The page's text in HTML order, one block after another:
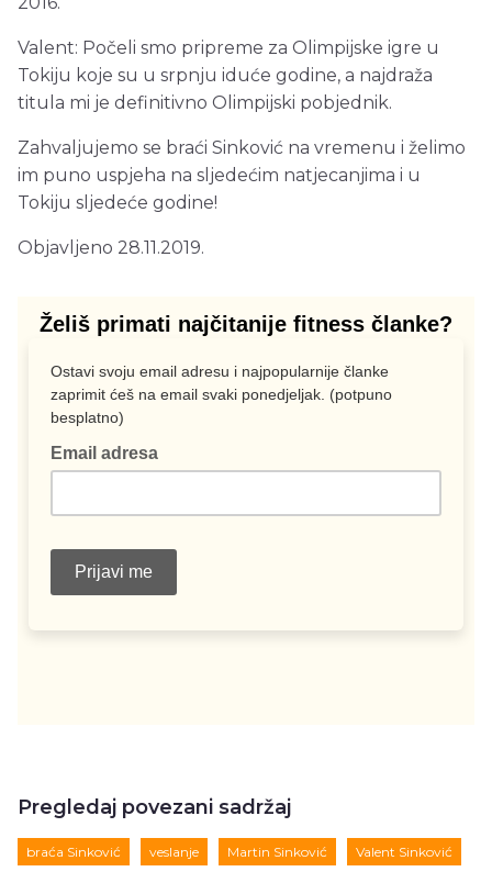
Valent: Počeli smo pripreme za Olimpijske igre u
Tokiju koje su u srpnju iduće godine, a najdraža
titula mi je definitivno Olimpijski pobjednik.
Zahvaljujemo se braći Sinković na vremenu i želimo
im puno uspjeha na sljedećim natjecanjima i u
Tokiju sljedeće godine!
Objavljeno 28.11.2019.
Pregledaj povezani sadržaj
braća Sinković veslanje Martin Sinković Valent Sinković